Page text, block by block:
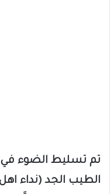
تم تسليط الضوء في
الطيب الجد (نداء